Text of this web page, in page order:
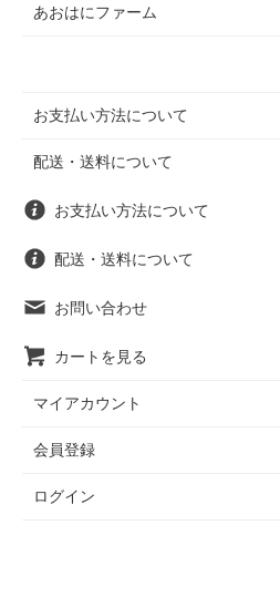
あおはにファーム
お支払い方法について
配送・送料について
お支払い方法について
配送・送料について
お問い合わせ
カートを見る
マイアカウント
会員登録
ログイン